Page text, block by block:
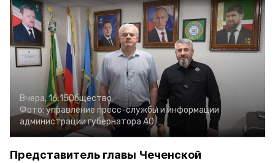
Вчера, 16:15Общество
Фото: управление пресс-службы и информации
администрации губернатора АО
Представитель главы Чеченской